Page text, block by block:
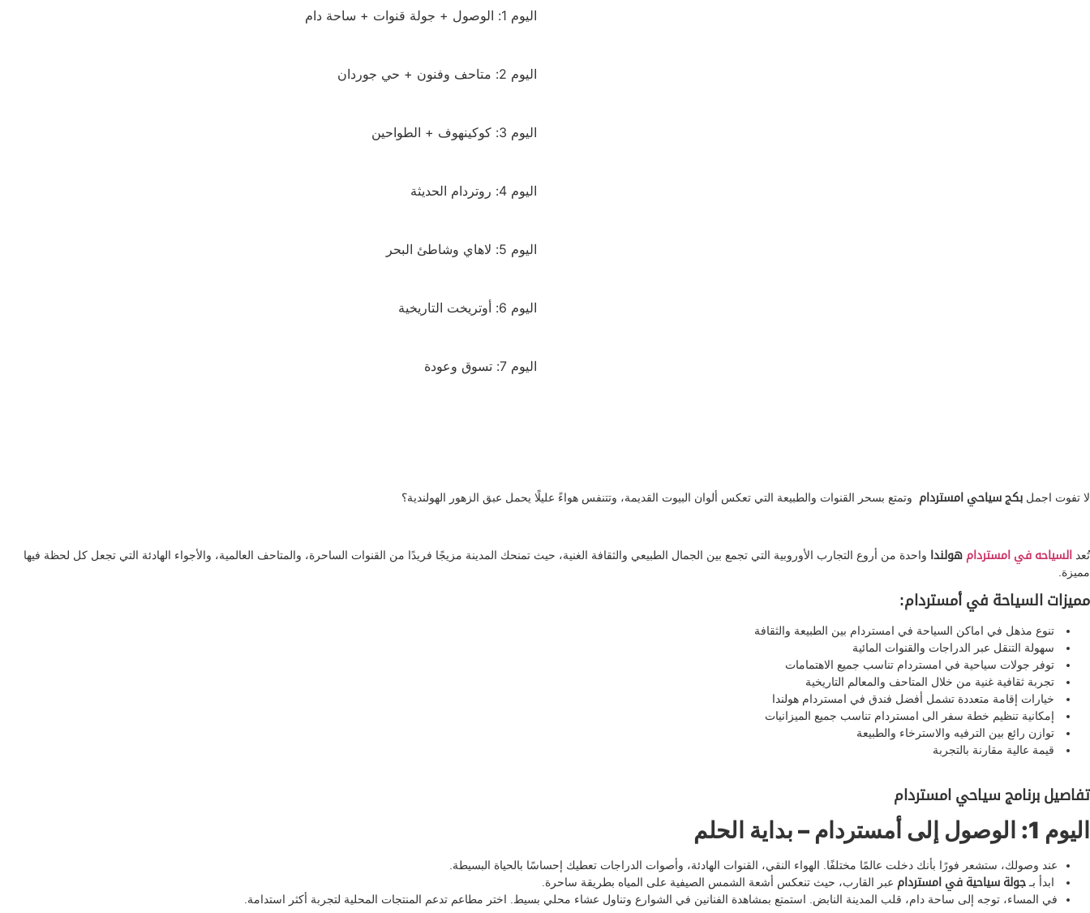
اليوم 1: الوصول + جولة قنوات + ساحة دام
اليوم 2: متاحف وفنون + حي جوردان
اليوم 3: كوكينهوف + الطواحين
اليوم 4: روتردام الحديثة
اليوم 5: لاهاي وشاطئ البحر
اليوم 6: أوتريخت التاريخية
اليوم 7: تسوق وعودة
لا تفوت اجمل بكج سياحي امستردام وتمتع بسحر القنوات والطبيعة التي تعكس ألوان البيوت القديمة، وتتنفس هواءً عليلًا يحمل عبق الزهور الهولندية؟
تُعد السياحه في امستردام هولندا واحدة من أروع التجارب الأوروبية التي تجمع بين الجمال الطبيعي والثقافة الغنية، حيث تمنحك المدينة مزيجًا فريدًا من القنوات الساحرة، والمتاحف العالمية، والأجواء الهادئة التي تجعل كل لحظة فيها
مميزة.
مميزات السياحة في أمستردام:
تنوع مذهل في اماكن السياحة في امستردام بين الطبيعة والثقافة
سهولة التنقل عبر الدراجات والقنوات المائية
توفر جولات سياحية في امستردام تناسب جميع الاهتمامات
تجربة ثقافية غنية من خلال المتاحف والمعالم التاريخية
خيارات إقامة متعددة تشمل أفضل فندق في امستردام هولندا
إمكانية تنظيم خطة سفر الى امستردام تناسب جميع الميزانيات
توازن رائع بين الترفيه والاسترخاء والطبيعة
قيمة عالية مقارنة بالتجربة
تفاصيل برنامج سياحي امستردام
اليوم 1: الوصول إلى أمستردام – بداية الحلم
عند وصولك، ستشعر فورًا بأنك دخلت عالمًا مختلفًا. الهواء النقي، القنوات الهادئة، وأصوات الدراجات تعطيك إحساسًا بالحياة البسيطة.
ابدأ بـجولة سياحية في امستردام عبر القارب، حيث تنعكس أشعة الشمس الصيفية على المياه بطريقة ساحرة.
في المساء، توجه إلى ساحة دام، قلب المدينة النابض. استمتع بمشاهدة الفنانين في الشوارع وتناول عشاء محلي بسيط. اختر مطاعم تدعم المنتجات المحلية لتجربة أكثر استدامة.